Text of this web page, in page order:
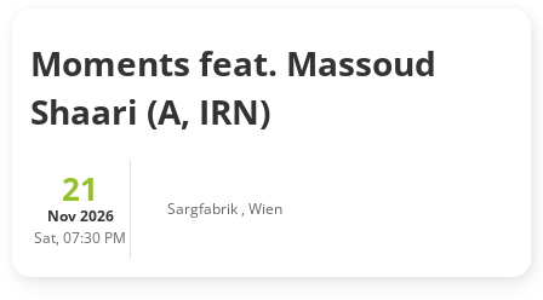
Moments feat. Massoud
Shaari (A, IRN)
21
Nov 2026
Sat, 07:30 PM
Sargfabrik , Wien